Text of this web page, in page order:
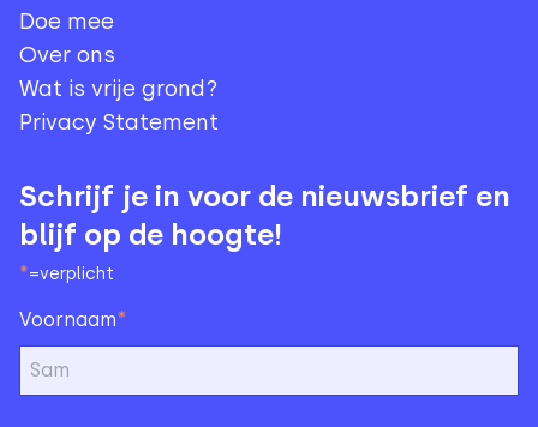
Doe mee
Over ons
Wat is vrije grond?
Privacy Statement
Schrijf je in voor de nieuwsbrief en
blijf op de hoogte!
*=verplicht
Voornaam*